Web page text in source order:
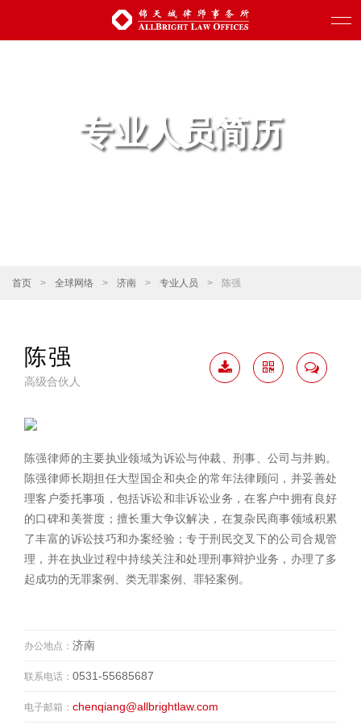
专业人员简历
首页 > 全球网络 > 济南 > 专业人员 > 陈强
陈强
高级合伙人
陈强律师的主要执业领域为诉讼与仲裁、刑事、公司与并购。
陈强律师长期担任大型国企和央企的常年法律顾问，并妥善处
理客户委托事项，包括诉讼和非诉讼业务，在客户中拥有良好
的口碑和美誉度；擅长重大争议解决，在复杂民商事领域积累
了丰富的诉讼技巧和办案经验；专于刑民交叉下的公司合规管
理，并在执业过程中持续关注和处理刑事辩护业务，办理了多
起成功的无罪案例、类无罪案例、罪轻案例。
办公地点： 济南
联系电话： 0531-55685687
电子邮箱： chenqiang@allbrightlaw.com